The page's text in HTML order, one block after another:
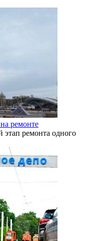
ремонте
этап ремонта одного